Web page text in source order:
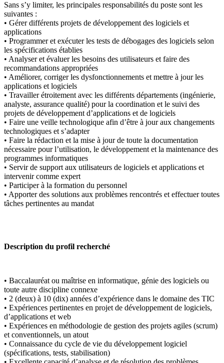
Sans s’y limiter, les principales responsabilités du poste sont les
suivantes :
• Gérer différents projets de développement des logiciels et
applications
• Programmer et exécuter les tests de débogages des logiciels selon
les spécifications établies
• Analyser et évaluer les besoins des utilisateurs et faire des
recommandations appropriées
• Améliorer, corriger les dysfonctionnements et mettre à jour les
applications et logiciels
• Travailler étroitement avec les différents départements (ingénierie,
analyste, assurance qualité) pour la coordination et le suivi des
projets de développement d’applications et de logiciels
• Faire une veille technologique afin d’être à jour aux changements
technologiques et s’adapter
• Faire la rédaction et la mise à jour de toute la documentation
nécessaire pour l’utilisation, le développement et la maintenance des
programmes informatiques
• Servir de support aux utilisateurs de logiciels et applications et
intervenir comme expert
• Participer à la formation du personnel
• Apporter des solutions aux problèmes rencontrés et effectuer toutes
tâches pertinentes au mandat
Description du profil recherché
• Baccalauréat ou maîtrise en informatique, génie des logiciels ou
toute autre discipline connexe
• 2 (deux) à 10 (dix) années d’expérience dans le domaine des TIC
• Expériences pertinentes en projet de développement de logiciels,
d’applications et web
• Expériences en méthodologie de gestion des projets agiles (scrum)
et conventionnels, un atout
• Connaissance du cycle de vie du développement logiciel
(spécifications, tests, stabilisation)